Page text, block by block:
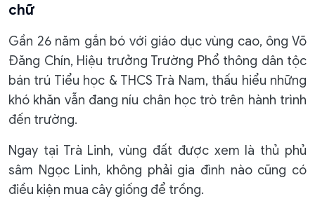
chữ
Gần 26 năm gắn bó với giáo dục vùng cao, ông Võ
Đăng Chín, Hiệu trưởng Trường Phổ thông dân tộc
bán trú Tiểu học & THCS Trà Nam, thấu hiểu những
khó khăn vẫn đang níu chân học trò trên hành trình
đến trường.
Ngay tại Trà Linh, vùng đất được xem là thủ phủ
sâm Ngọc Linh, không phải gia đình nào cũng có
điều kiện mua cây giống để trồng.